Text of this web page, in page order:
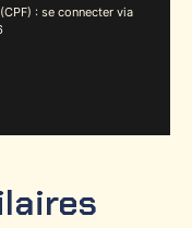
: se connecter via